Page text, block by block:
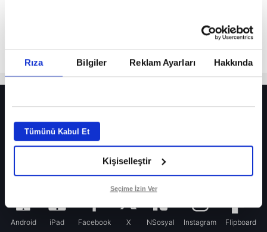
Rıza Bilgiler Reklam Ayarları Hakkında
Tümünü Kabul Et
Kişiselleştir
Seçime İzin Ver
Fenerbahçe’de sürpriz ayrılık ihtimali! Devre arasında gelmişti
Fenerbahçe’nin yeni transferi Mason Greenwood için olay sözler!
Galatasaray’da rota yeniden Thiago Almada!
Android iPad Facebook X NSosyal Instagram Flipboard